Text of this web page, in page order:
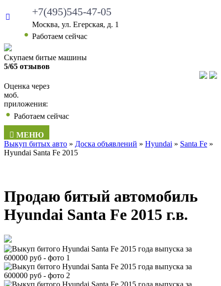
+7(495)545-47-05
Москва, ул. Егерская, д. 1
Работаем сейчас
Скупаем битые машины
5/65 отзывов
Оценка через
моб.
приложения:
Работаем сейчас
МЕНЮ
Выкуп битых авто » Доска объявлений » Hyundai » Santa Fe »
Hyundai Santa Fe 2015
Продаю битый автомобиль
Hyundai Santa Fe 2015 г.в.